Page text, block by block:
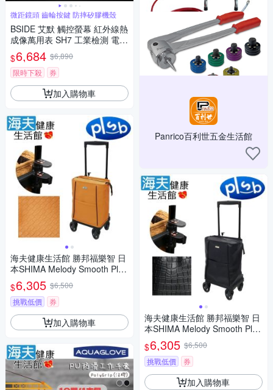
微距鏡頭 齒輪按鍵 防摔矽膠機殼
BSIDE 艾默 觸控螢幕 紅外線熱
成像萬用表 SH7 工業檢測 電路
維修神器 觸控屏紅外線測溫儀
電工專用熱成像儀二合一 工業
級多功能熱像萬用表
$6,684 $6,890
限時下殺
券
加入購物車
海夫健康生活館 勝邦福樂智 日
本SHIMA Melody Smooth Plus
側推型購物車 奶茶色
$6,305 $6,500
挑戰低價
券
加入購物車
Panrico百利世五金生活館
海夫健康生活館 勝邦福樂智 日
本SHIMA Melody Smooth Plus
側推型購物車 黑色BK
$6,305 $6,500
挑戰低價
券
加入購物車